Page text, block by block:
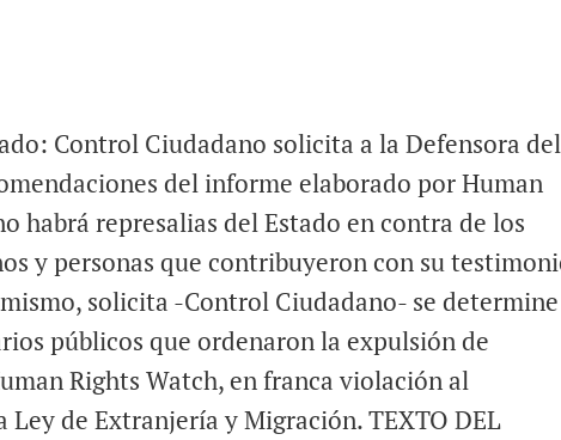
Control Ciudadano solicita a la Defensora del
del informe elaborado por Human
habrá represalias del Estado en contra de los
y personas que contribuyeron con su
solicita -Control Ciudadano- se
públicos que ordenaron la expulsión de
Rights Watch, en franca violación al
de Extranjería y Migración. TEXTO DEL